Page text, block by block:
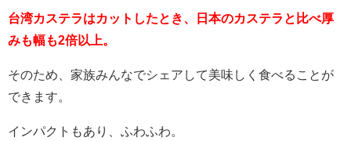
台湾カステラはカットしたとき、日本のカステラと比べ厚
みも幅も2倍以上。
そのため、家族みんなでシェアして美味しく食べることが
できます。
インパクトもあり、ふわふわ。